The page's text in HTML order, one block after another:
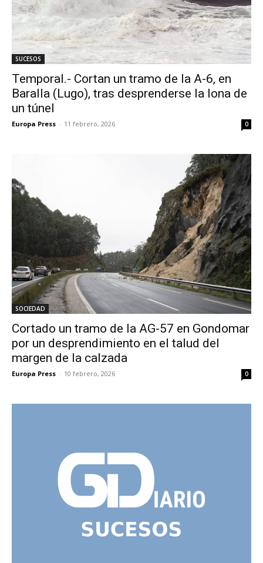
SUCESOS
Temporal.- Cortan un tramo de la A-6, en
Baralla (Lugo), tras desprenderse la lona de
un túnel
Europa Press - 11 febrero, 2026 0
SOCIEDAD
Cortado un tramo de la AG-57 en Gondomar
por un desprendimiento en el talud del
margen de la calzada
Europa Press - 10 febrero, 2026 0